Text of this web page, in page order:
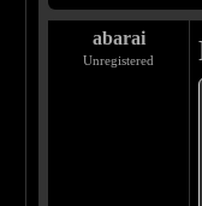
abarai
Unregistered